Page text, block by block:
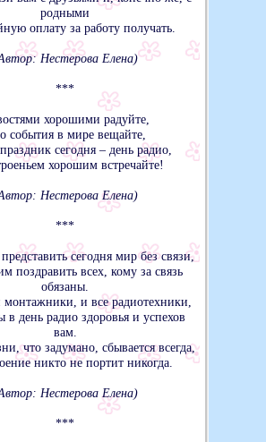
родными
оплату за работу получать.
Нестерова Елена)
***
хорошими радуйте,
события в мире вещайте,
сегодня – день радио,
хорошим встречайте!
Нестерова Елена)
***
сегодня мир без связи,
поздравить всех, кому за связь
обязаны.
монтажники, и все радиотехники,
день радио здоровья и успехов
вам.
что задумано, сбывается всегда,
никто не портит никогда.
Нестерова Елена)
***